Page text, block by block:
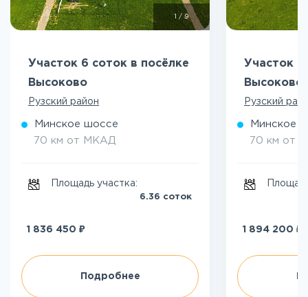
/9
Участок 6 соток в посёлке
Высоково
Рузский район
Минское шоссе
70 км от МКАД
Площадь участка:
6.36 соток
1 836 450 ₽
Подробнее
Участок 7
Высоково
Рузский
Минское
70 км от
1 894 200 ₽